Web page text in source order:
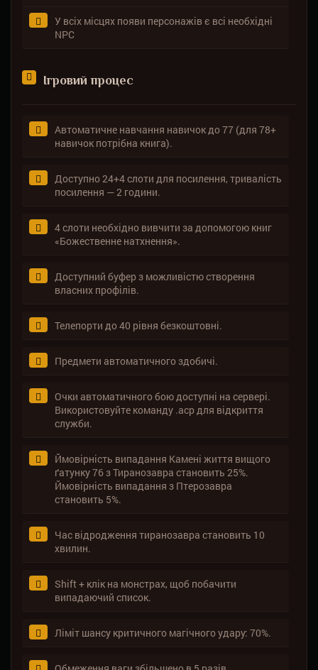
У всіх місцях появи персонажів є всі необхідні
NPC
Ігровий процес
Автоматичне навчання навичок до 77 (для 78+
навичок потрібна книга).
Доступно 24+4 слоти для посилення, тривалість
посилення — 2 години.
4 слоти необхідно вивчити за допомогою книг
«Божественне натхнення».
Доступний буфер з можливістю створення
власних профілів.
Телепорти до 40 рівня безкоштовні.
Предмети автоматичного здобичі.
Очки автоматичного бою доступні на сервері.
Використовуйте команду .acp для відкриття
служби.
Ймовірність випадання Камені життя вищого
ґатунку 76 з Тиранозавра становить 25%.
Ймовірність випадання з Птерозавра
становить 5%.
Час відродження тиранозавра становить 10
хвилин.
Shift + клік на монстрах, щоб побачити
випадаючий список.
Ліміт шансу критичного магічного удару: 70%.